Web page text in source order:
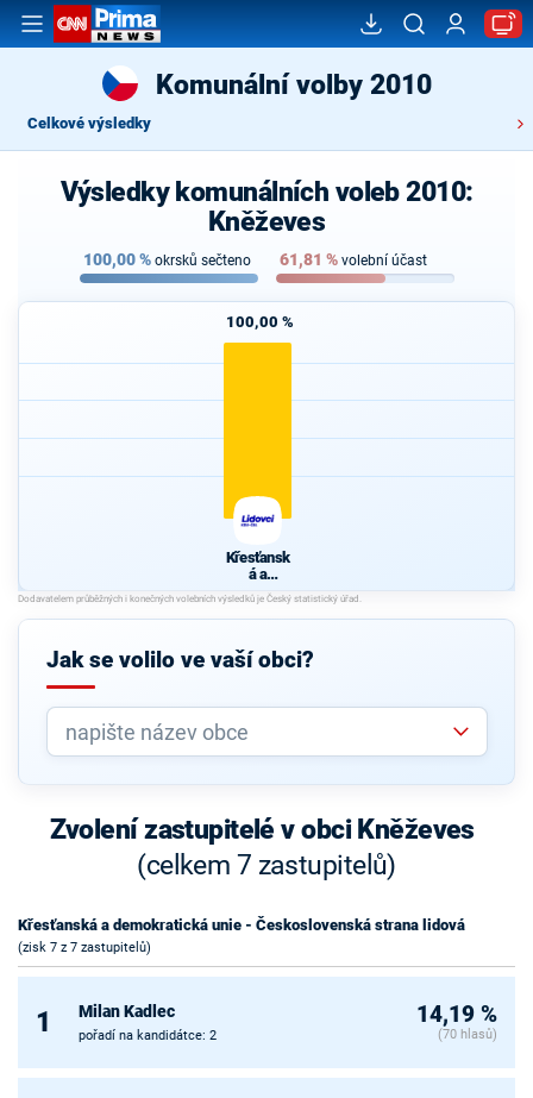
Komunální volby 2010
Celkové výsledky
Výsledky komunálních voleb 2010:
Kněževes
100,00% okrsků sečteno 61,81 % volební účast
100,00 %
Křesťansk
á a
demokrati
cká unie -
Českoslov
strana
Jak se volilo ve vaší obci?
Zvolení zastupitelé v obci Kněževes
(celkem 7 zastupitelů)
Křesťanská a demokratická unie - Československá strana lidová
(zisk 7 z 7 zastupitelů)
1 Milan Kadlec
pořadí na kandidátce: 2
14,19 %
(70 hlasů)